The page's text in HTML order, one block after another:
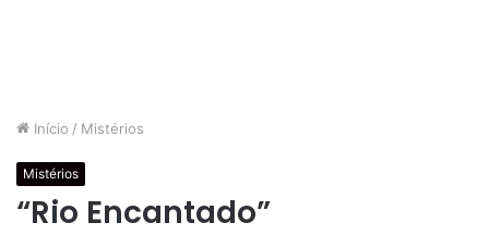
Início / Mistérios
Mistérios
“Rio Encantado”